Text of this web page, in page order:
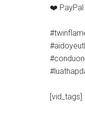
❤️ PayPal
[vid_tags]